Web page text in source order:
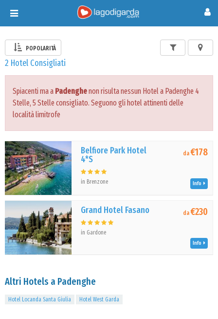
Toggle
navigation
POPOLARITÀ
2 Hotel Consigliati
Spiacenti ma a Padenghenon risulta nessun Hotel a Padenghe 4
Stelle, 5 Stelle consigliato. Seguono gli hotel attinenti delle
località limitrofe
Belfiore Park Hotel
4*S
in Brenzone
da€178
Info
Grand Hotel Fasano
in Gardone
da€230
Info
Altri Hotels a Padenghe
Hotel Locanda Santa Giulia Hotel West Garda